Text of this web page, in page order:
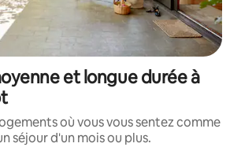
et longue durée à
où vous vous sentez comme
séjour d'un mois ou plus.